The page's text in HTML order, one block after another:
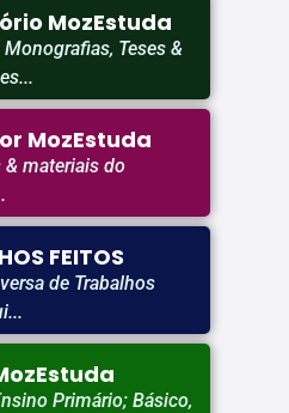
MozEstuda
Teses &
MozEstuda
materiais do
FEITOS
de Trabalhos
Primário; Básico,